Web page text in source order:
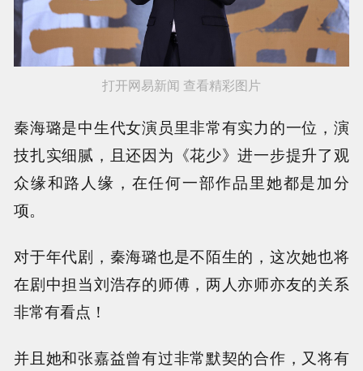
打开网易新闻 查看精彩图片
秦海璐是中生代女演员里非常有实力的一位，演
技扎实细腻，且还因为《花少》进一步提升了观
众缘和路人缘，在任何一部作品里她都是加分
项。
对于年代剧，秦海璐也是不陌生的，这次她也将
在剧中担当刘浩存的师傅，两人亦师亦友的关系
非常有看点！
并且她和张嘉益曾有过非常默契的合作，又将有